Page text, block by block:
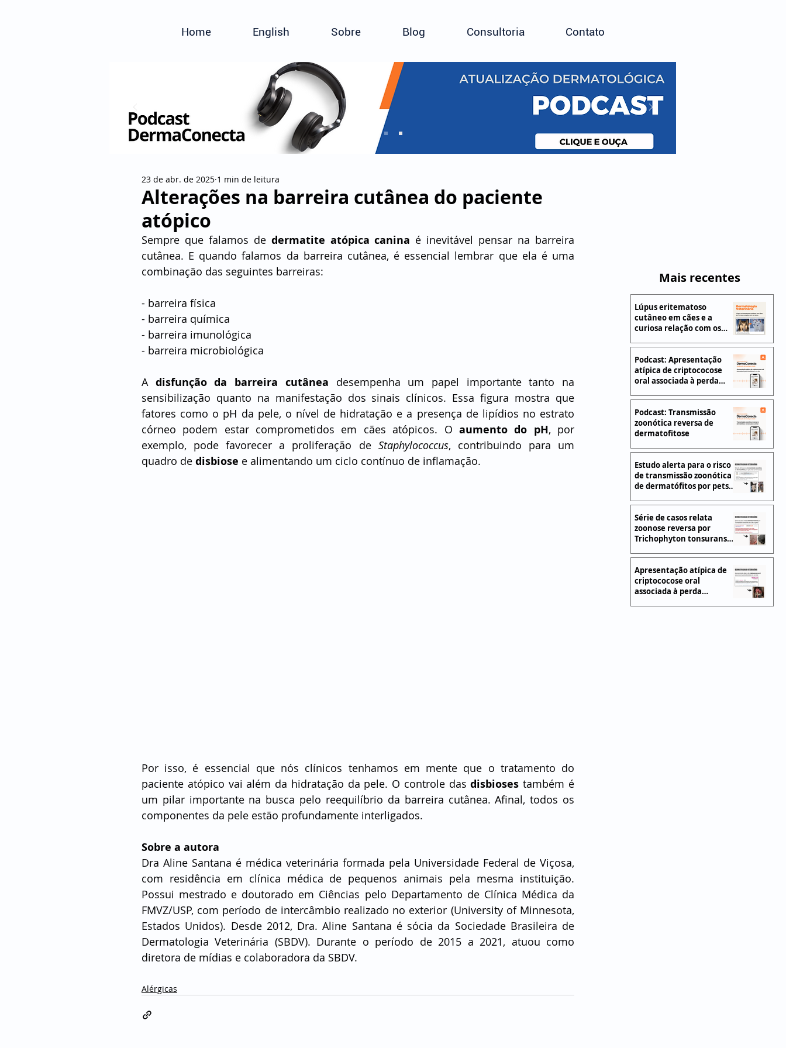
Home English Sobre Blog Consultoria Contato
Alterações na barreira cutânea do paciente
atópico
23 de abr. de 2025 1 min de leitura
Sempre que falamos de dermatite atópica canina é inevitável pensar na barreira
cutânea. E quando falamos da barreira cutânea, é essencial lembrar que ela é uma
combinação das seguintes barreiras:
- barreira física
- barreira química
- barreira imunológica
- barreira microbiológica
A disfunção da barreira cutânea desempenha um papel importante tanto na
sensibilização quanto na manifestação dos sinais clínicos. Essa figura mostra que
fatores como o pH da pele, o nível de hidratação e a presença de lipídios no estrato
córneo podem estar comprometidos em cães atópicos. O aumento do pH, por
exemplo, pode favorecer a proliferação de Staphylococcus, contribuindo para um
quadro de disbiose e alimentando um ciclo contínuo de inflamação.
Por isso, é essencial que nós clínicos tenhamos em mente que o tratamento do
paciente atópico vai além da hidratação da pele. O controle das disbioses também é
um pilar importante na busca pelo reequilíbrio da barreira cutânea. Afinal, todos os
componentes da pele estão profundamente interligados.
Sobre a autora
Dra Aline Santana é médica veterinária formada pela Universidade Federal de Viçosa,
com residência em clínica médica de pequenos animais pela mesma instituição.
Possui mestrado e doutorado em Ciências pelo Departamento de Clínica Médica da
FMVZ/USP, com período de intercâmbio realizado no exterior (University of Minnesota,
Estados Unidos). Desde 2012, Dra. Aline Santana é sócia da Sociedade Brasileira de
Dermatologia Veterinária (SBDV). Durante o período de 2015 a 2021, atuou como
diretora de mídias e colaboradora da SBDV.
Alérgicas
Mais recentes
Lúpus eritematoso
cutâneo em cães e a
curiosa relação com os
Podcast: Apresentação
atípica de criptococose
oral associada à perda
Podcast: Transmissão
zoonótica reversa de
dermatofitose
Estudo alerta para o risco
de transmissão zoonótica
de dermatófitos por pets
Série de casos relata
zoonose reversa por
Trichophyton tonsurans
Apresentação atípica de
criptococose oral
associada à perda